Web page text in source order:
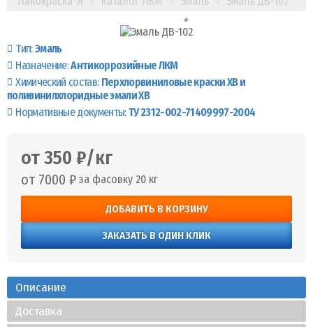
Тип:Эмаль
Назначение:Антикоррозийные ЛКМ
Химический состав: Перхлорвиниловые краски ХВ и
поливинилхлоридные эмали ХВ
Нормативные документы:ТУ 2312-002-71409997-2004
от 350 ₽/кг
от 7000 ₽ за фасовку 20 кг
ДОБАВИТЬ В КОРЗИНУ
ЗАКАЗАТЬ В ОДИН КЛИК
Описание
Доставка